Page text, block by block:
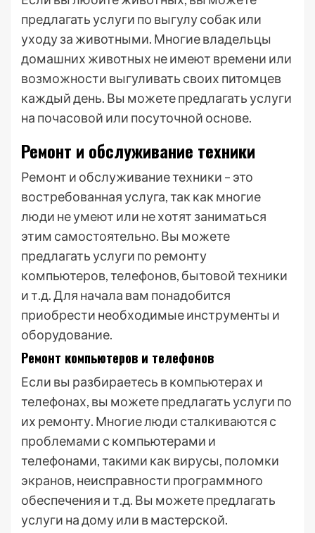
предлагать услуги по выгулу собак или
уходу за животными. Многие владельцы
домашних животных не имеют времени или
возможности выгуливать своих питомцев
каждый день. Вы можете предлагать услуги
на почасовой или посуточной основе.
Ремонт и обслуживание техники
Ремонт и обслуживание техники – это
востребованная услуга, так как многие
люди не умеют или не хотят заниматься
этим самостоятельно. Вы можете
предлагать услуги по ремонту
компьютеров, телефонов, бытовой техники
и т.д. Для начала вам понадобится
приобрести необходимые инструменты и
оборудование.
Ремонт компьютеров и телефонов
Если вы разбираетесь в компьютерах и
телефонах, вы можете предлагать услуги по
их ремонту. Многие люди сталкиваются с
проблемами с компьютерами и
телефонами, такими как вирусы, поломки
экранов, неисправности программного
обеспечения и т.д. Вы можете предлагать
услуги на дому или в мастерской.